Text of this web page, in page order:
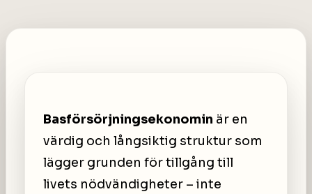
Basförsörjningsekonomin är en
värdig och långsiktig struktur som
lägger grunden för tillgång till
livets nödvändigheter – inte